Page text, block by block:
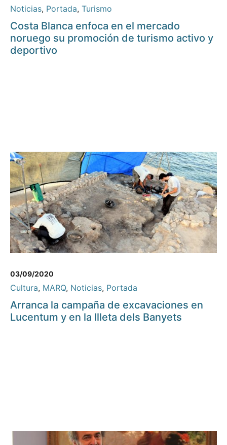
Noticias, Portada, Turismo
Costa Blanca enfoca en el mercado
noruego su promoción de turismo activo y
deportivo
03/09/2020
Cultura, MARQ, Noticias, Portada
Arranca la campaña de excavaciones en
Lucentum y en la Illeta dels Banyets